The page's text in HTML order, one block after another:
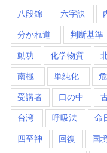
八段錦 六字訣
分かれ道 判断基準
動功 化学物質
南極 単純化
受講者 口の中
台湾 呼吸法 命
四至神 回復 国